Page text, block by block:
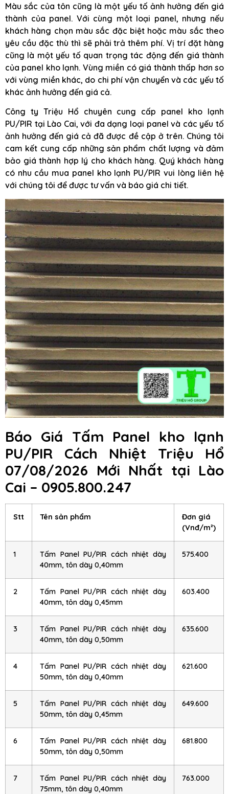
Màu sắc của tôn cũng là một yếu tố ảnh hưởng đến giá
thành của panel. Với cùng một loại panel, nhưng nếu
khách hàng chọn màu sắc đặc biệt hoặc màu sắc theo
yêu cầu đặc thù thì sẽ phải trả thêm phí. Vị trí đặt hàng
cũng là một yếu tố quan trọng tác động đến giá thành
của panel kho lạnh. Vùng miền có giá thành thấp hơn so
với vùng miền khác, do chi phí vận chuyển và các yếu tố
khác ảnh hưởng đến giá cả.
Công ty Triệu Hổ chuyên cung cấp panel kho lạnh
PU/PIR tại Lào Cai, với đa dạng loại panel và các yếu tố
ảnh hưởng đến giá cả đã được đề cập ở trên. Chúng tôi
cam kết cung cấp những sản phẩm chất lượng và đảm
bảo giá thành hợp lý cho khách hàng. Quý khách hàng
có nhu cầu mua panel kho lạnh PU/PIR vui lòng liên hệ
với chúng tôi để được tư vấn và báo giá chi tiết.
Báo Giá Tấm Panel kho lạnh
PU/PIR Cách Nhiệt Triệu Hổ
07/08/2026 Mới Nhất tại Lào
Cai – 0905.800.247
Stt Tên sản phẩm
Đơn giá
(Vnđ/m²)
1
Tấm Panel PU/PIR cách nhiệt dày
40mm, tôn dày 0,40mm
575.400
2
Tấm Panel PU/PIR cách nhiệt dày
40mm, tôn dày 0,45mm
603.400
3
Tấm Panel PU/PIR cách nhiệt dày
40mm, tôn dày 0,50mm
635.600
4
Tấm Panel PU/PIR cách nhiệt dày
50mm, tôn dày 0,40mm
621.600
5
Tấm Panel PU/PIR cách nhiệt dày
50mm, tôn dày 0,45mm
649.600
6
Tấm Panel PU/PIR cách nhiệt dày
50mm, tôn dày 0,50mm
681.800
7
Tấm Panel PU/PIR cách nhiệt dày
75mm, tôn dày 0,40mm
763.000